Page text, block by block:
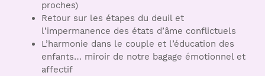
proches)
Retour sur les étapes du deuil et
l’impermanence des états d’âme conflictuels
L’harmonie dans le couple et l’éducation des
enfants… miroir de notre bagage émotionnel et
affectif